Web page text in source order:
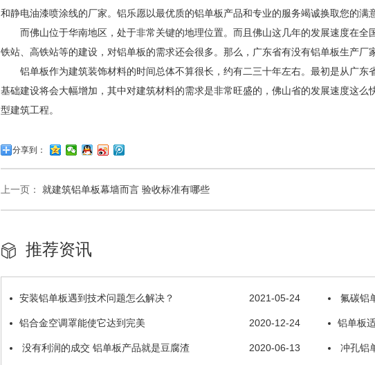
和静电油漆喷涂线的厂家。铝乐愿以最优质的铝单板产品和专业的服务竭诚换取您的满意
而佛山位于华南地区，处于非常关键的地理位置。而且佛山这几年的发展速度在全
铁站、高铁站等的建设，对铝单板的需求还会很多。那么，广东省有没有铝单板生产厂
铝单板作为建筑装饰材料的时间总体不算很长，约有二三十年左右。最初是从广东
基础建设将会大幅增加，其中对建筑材料的需求是非常旺盛的，佛山省的发展速度这
型建筑工程。
分享到：
上一页： 就建筑铝单板幕墙而言 验收标准有哪些
推荐资讯
2021-05-24
安装铝单板遇到技术问题怎么解决？ 氟碳铝
2020-12-24
铝合金空调罩能使它达到完美 铝单板
2020-06-13
没有利润的成交 铝单板产品就是豆腐渣 冲孔铝